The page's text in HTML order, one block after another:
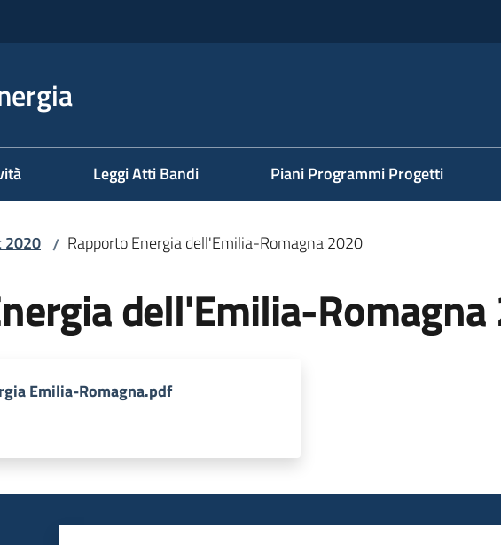
Leggi Atti Bandi Piani Programmi Progetti
2020 / Rapporto Energia dell'Emilia-Romagna 2020
dell'Emilia-
Emilia-Romagna.pdf